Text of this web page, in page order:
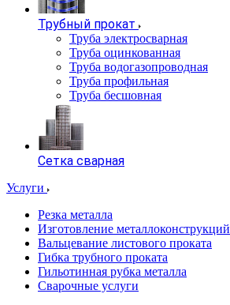
Трубный прокат
Труба электросварная
Труба оцинкованная
Труба водогазопроводная
Труба профильная
Труба бесшовная
Сетка сварная
Услуги
Резка металла
Изготовление металлоконструкций
Вальцевание листового проката
Гибка трубного проката
Гильотинная рубка металла
Сварочные услуги